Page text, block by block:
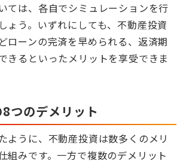
ては、各自でシミュレーションを行
ょう。いずれにしても、不動産投資
ローンの完済を早められる、返済期
きるといったメリットを享受できま
つのデメリット
ように、不動産投資は数多くのメリ
組みです。一方で複数のデメリット